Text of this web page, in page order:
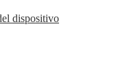
dispositivo